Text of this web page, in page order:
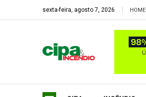
sexta-feira, agosto 7, 2026 HOME